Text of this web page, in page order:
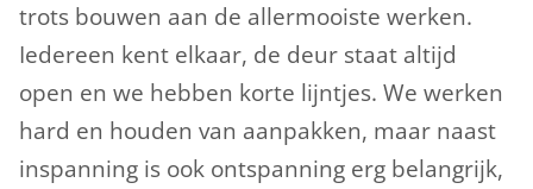
trots bouwen aan de allermooiste werken.
Iedereen kent elkaar, de deur staat altijd
open en we hebben korte lijntjes. We werken
hard en houden van aanpakken, maar naast
inspanning is ook ontspanning erg belangrijk,